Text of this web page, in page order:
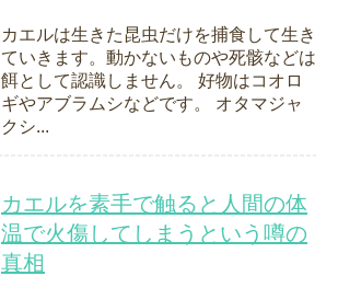
カエルは生きた昆虫だけを捕食して生き
ていきます。動かないものや死骸などは
餌として認識しません。 好物はコオロ
ギやアブラムシなどです。 オタマジャ
クシ...
カエルを素手で触ると人間の体
温で火傷してしまうという噂の
真相